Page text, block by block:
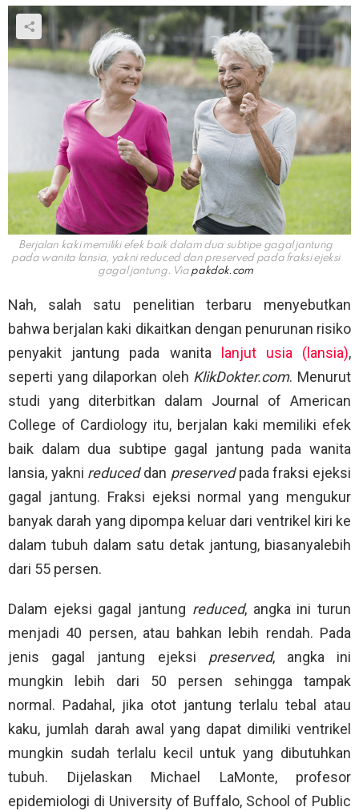
Berjalan kaki memiliki efek baik dalam dua subtipe gagal jantung
pada wanita lansia, yakni reduced dan preserved pada fraksi ejeksi
gagal jantung. Via pakdok.com
Nah, salah satu penelitian terbaru menyebutkan
bahwa berjalan kaki dikaitkan dengan penurunan risiko
penyakit jantung pada wanita
lanjut usia (lansia),
seperti yang dilaporkan oleh KlikDokter.com. Menurut
studi yang diterbitkan dalam Journal of American
College of Cardiology itu, berjalan kaki memiliki efek
baik dalam dua subtipe gagal jantung pada wanita
lansia, yakni reduceddan preservedpada fraksi ejeksi
gagal jantung. Fraksi ejeksi normal yang mengukur
banyak darah yang dipompa keluar dari ventrikel kiri ke
dalam tubuh dalam satu detak jantung, biasanyalebih
dari 55 persen.
Dalam ejeksi gagal jantung reduced, angka ini turun
menjadi 40 persen, atau bahkan lebih rendah. Pada
jenis gagal jantung ejeksi preserved, angka ini
mungkin lebih dari 50 persen sehingga tampak
normal. Padahal, jika otot jantung terlalu tebal atau
kaku, jumlah darah awal yang dapat dimiliki ventrikel
mungkin sudah terlalu kecil untuk yang dibutuhkan
tubuh. Dijelaskan Michael LaMonte, profesor
epidemiologi di University of Buffalo, School of Public